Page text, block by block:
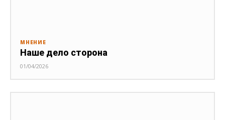
МНЕНИЕ
Наше дело сторона
01/04/2026